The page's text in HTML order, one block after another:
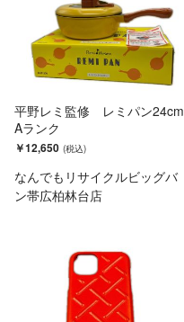
平野レミ監修 レミパン24cm
Aランク
￥12,650
なんでもリサイクルビッグバ
ン帯広柏林台店